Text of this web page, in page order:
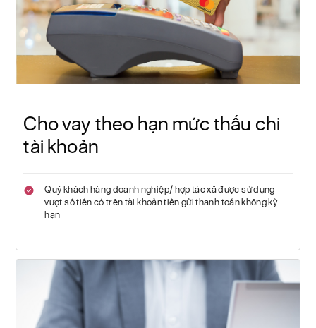
Cho vay theo hạn mức thấu chi
tài khoản
Quý khách hàng doanh nghiệp/ hợp tác xã được sử dụng
vượt số tiền có trên tài khoản tiền gửi thanh toán không kỳ
hạn